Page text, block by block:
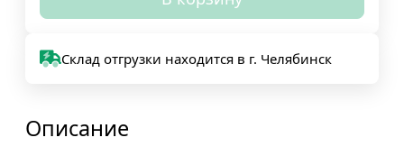
Склад отгрузки находится в г. Челябинск
Описание